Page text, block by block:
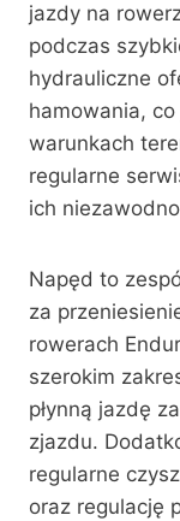
jazdy na
podczas
hydrauliczne
hamowania,
warunkach
regularne
ich
Napęd to
za
rowerach
szerokim
płynną jazdę
zjazdu.
regularne
oraz regulację